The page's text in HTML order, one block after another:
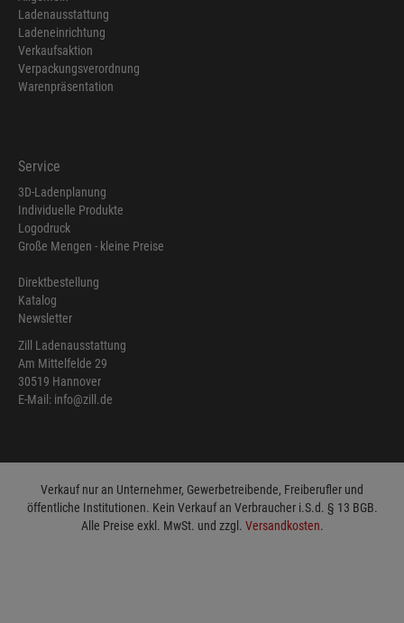
Ladenausstattung
Ladeneinrichtung
Verkaufsaktion
Verpackungsverordnung
Warenpräsentation
Service
3D-Ladenplanung
Individuelle Produkte
Logodruck
Große Mengen - kleine Preise
Direktbestellung
Katalog
Newsletter
Zill Ladenausstattung
Am Mittelfelde 29
30519 Hannover
E-Mail: info@zill.de
Verkauf nur an Unternehmer, Gewerbetreibende, Freiberufler und
öffentliche Institutionen. Kein Verkauf an Verbraucher i.S.d. § 13 BGB.
Alle Preise exkl. MwSt. und zzgl. Versandkosten.